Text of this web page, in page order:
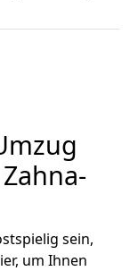
sein,
um Ihnen